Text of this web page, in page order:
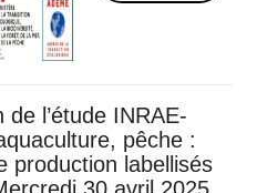
l’étude INRAE-
pêche :
production labellisés